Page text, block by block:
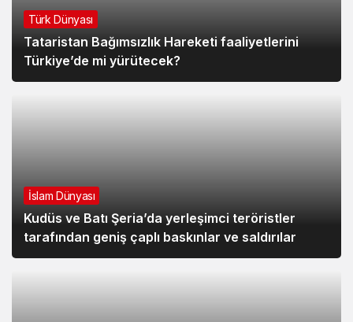
Türk Dünyası
Tataristan Bağımsızlık Hareketi faaliyetlerini
Türkiye’de mi yürütecek?
İslam Dünyası
Kudüs ve Batı Şeria’da yerleşimci teröristler
tarafından geniş çaplı baskınlar ve saldırılar